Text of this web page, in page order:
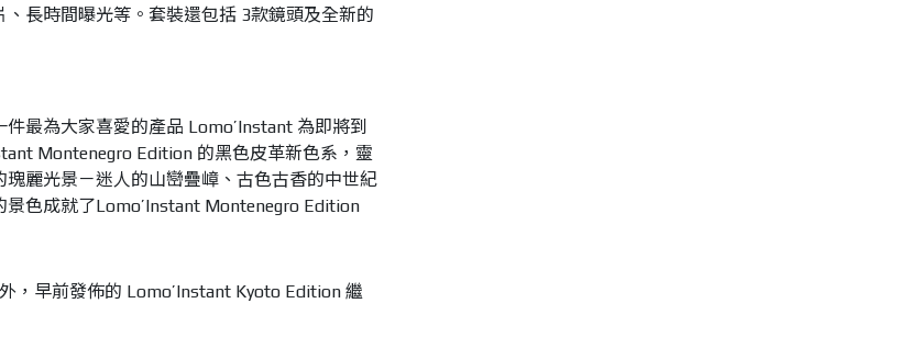
長時間曝光等。套裝還包括 3款鏡頭及全新的
最為大家喜愛的產品 Lomo’Instant 為即將到
Montenegro Edition 的黑色皮革新色系，靈
麗光景－迷人的山巒疊嶂、古色古香的中世紀
色成就了Lomo’Instant Montenegro Edition
，早前發佈的 Lomo’Instant Kyoto Edition 繼